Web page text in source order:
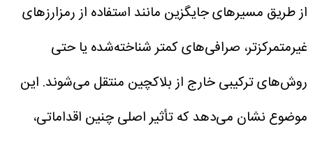
از طریق مسیرهای جایگزین مانند استفاده از رمزارزهای
غیرمتمرکزتر، صرافی‌های کمتر شناخته‌شده یا حتی
روش‌های ترکیبی خارج از بلاکچین منتقل می‌شوند. این
موضوع نشان می‌دهد که تأثیر اصلی چنین اقداماتی،